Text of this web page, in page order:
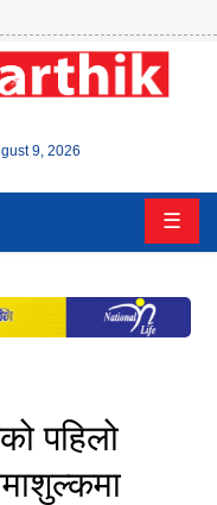
9, 2026
☰
पहिलो